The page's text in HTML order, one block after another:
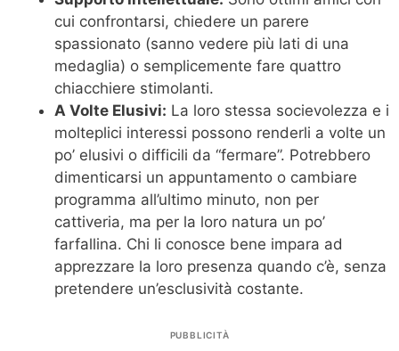
cui confrontarsi, chiedere un parere
spassionato (sanno vedere più lati di una
medaglia) o semplicemente fare quattro
chiacchiere stimolanti.
A Volte Elusivi: La loro stessa socievolezza e i
molteplici interessi possono renderli a volte un
po’ elusivi o difficili da “fermare”. Potrebbero
dimenticarsi un appuntamento o cambiare
programma all’ultimo minuto, non per
cattiveria, ma per la loro natura un po’
farfallina. Chi li conosce bene impara ad
apprezzare la loro presenza quando c’è, senza
pretendere un’esclusività costante.
PUBBLICITÀ